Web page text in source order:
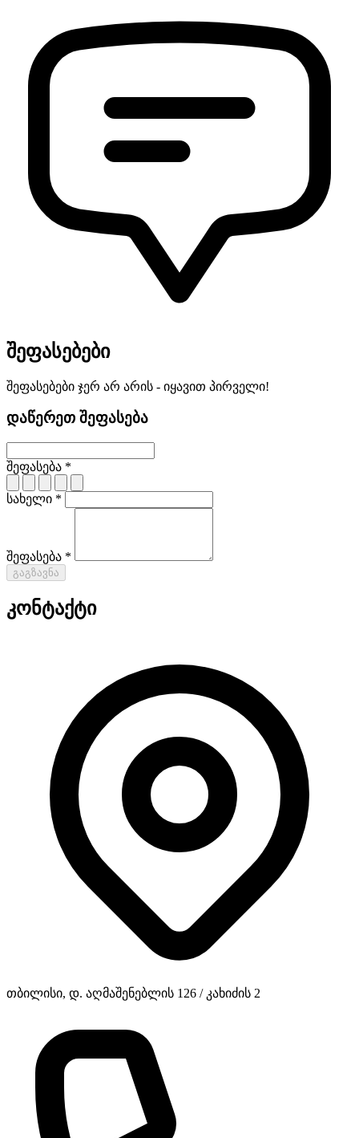
შეფასებები
შეფასებები ჯერ არ არის - იყავით პირველი!
დაწერეთ შეფასება
შეფასება *
სახელი *
შეფასება *
გაგზავნა
კონტაქტი
თბილისი, დ. აღმაშენებლის 126 / კახიძის 2